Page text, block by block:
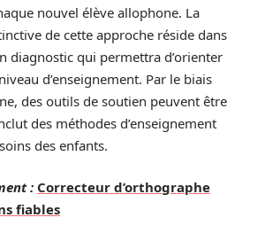
nouvel élève allophone. La
de cette approche réside dans
diagnostic qui permettra d’orienter
d’enseignement. Par le biais
des outils de soutien peuvent être
des méthodes d’enseignement
des enfants.
: Correcteur d’orthographe
fiables